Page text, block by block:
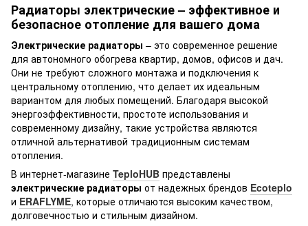
Радиаторы электрические – эффективное и
безопасное отопление для вашего дома
Электрические радиаторы – это современное решение
для автономного обогрева квартир, домов, офисов и дач.
Они не требуют сложного монтажа и подключения к
центральному отоплению, что делает их идеальным
вариантом для любых помещений. Благодаря высокой
энергоэффективности, простоте использования и
современному дизайну, такие устройства являются
отличной альтернативой традиционным системам
отопления.
В интернет-магазине TeploHUB представлены
электрические радиаторы от надежных брендов Ecoteplo
и ERAFLYME, которые отличаются высоким качеством,
долговечностью и стильным дизайном.